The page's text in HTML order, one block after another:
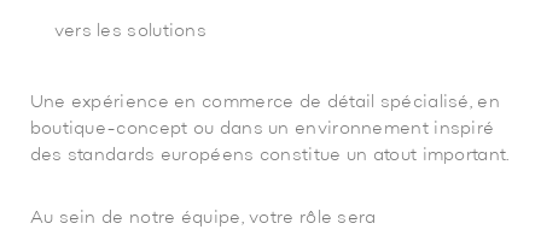
vers les solutions
Une expérience en commerce de détail spécialisé, en
boutique-concept ou dans un environnement inspiré
des standards européens constitue un atout important.
Au sein de notre équipe, votre rôle sera